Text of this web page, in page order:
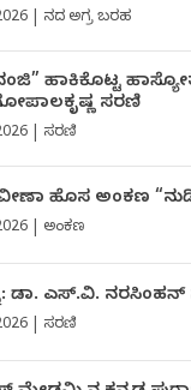
ದಿನದ ಅಗ್ರ ಬರಹ
ಹಾಕಿಕೊಟ್ಟ
ಸರಣಿ
ಸರಣಿ
ಹೊಸ ಅಂಕಣ
ಅಂಕಣ
ಡಾ. ಎಸ್.ವಿ.
ಸರಣಿ